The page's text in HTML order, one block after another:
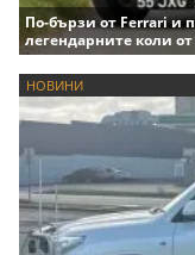
По-бързи от Ferrari и
легендарните коли
НОВИНИ